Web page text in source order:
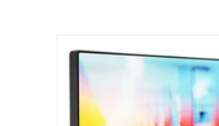
GA DIRECT NAAR